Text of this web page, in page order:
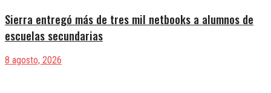
Sierra entregó más de tres mil netbooks a alumnos de
escuelas secundarias
8 agosto, 2026